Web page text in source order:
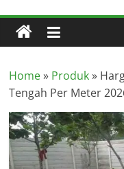
Precast
di
Home» Produk»
Tengah Per Meter